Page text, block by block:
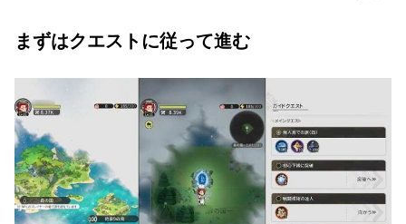
まずはクエストに従って進む